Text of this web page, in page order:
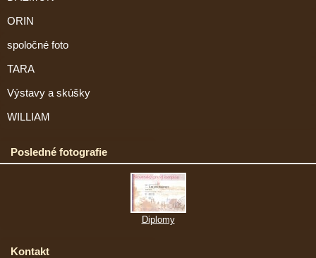
ORIN
spoločné foto
TARA
Výstavy a skúšky
WILLIAM
Posledné fotografie
Diplomy
Kontakt